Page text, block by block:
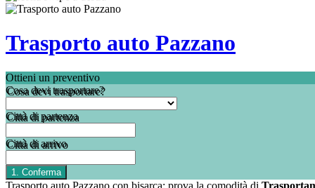
Trasporto auto Pazzano
Ottieni un preventivo
Cosa devi trasportare?
Città di partenza
Città di arrivo
Trasporto auto Pazzano con bisarca: prova la comodità di